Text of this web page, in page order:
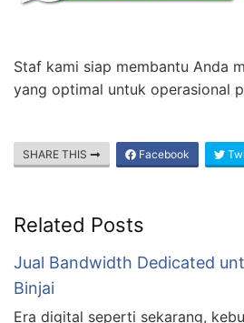
Staf kami siap membantu Anda
yang optimal untuk operasional
SHARE THIS Facebook
Related Posts
Jual Bandwidth Dedicated
Binjai
Era digital seperti sekarang,